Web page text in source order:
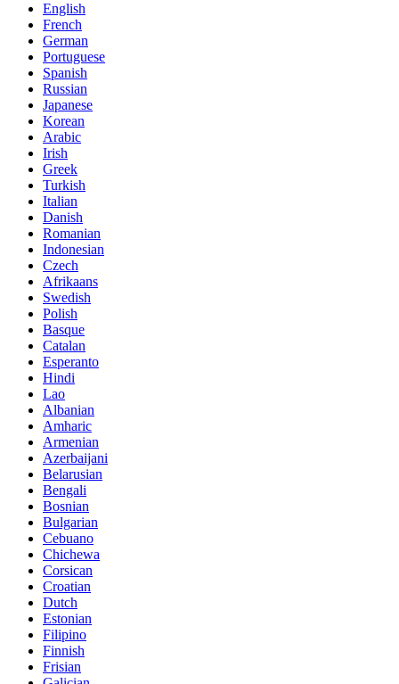
English
French
German
Portuguese
Spanish
Russian
Japanese
Korean
Arabic
Irish
Greek
Turkish
Italian
Danish
Romanian
Indonesian
Czech
Afrikaans
Swedish
Polish
Basque
Catalan
Esperanto
Hindi
Lao
Albanian
Amharic
Armenian
Azerbaijani
Belarusian
Bengali
Bosnian
Bulgarian
Cebuano
Chichewa
Corsican
Croatian
Dutch
Estonian
Filipino
Finnish
Frisian